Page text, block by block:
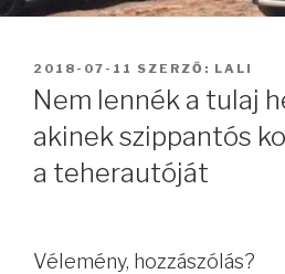
BEKÜLDVE:
2018-07-11 SZERZŐ: LALI
Nem lennék a tulaj
akinek szippantós
a teherautóját
Vélemény, hozzászólás?